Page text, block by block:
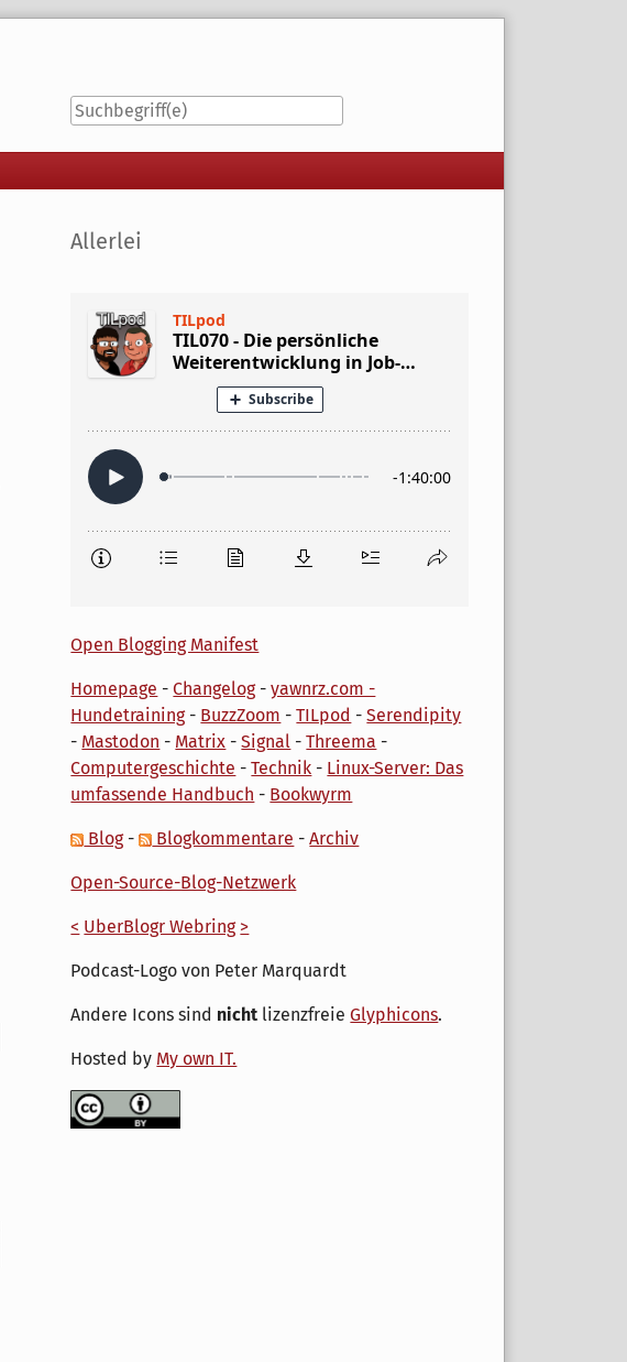
Seitenleiste
Allerlei
Open Blogging Manifest
Homepage -Changelog-yawnrz.com -
Hundetraining- BuzzZoom -TILpod -Serendipity
- Mastodon - Matrix -Signal -Threema -
Computergeschichte -Technik - Linux-Server: Das
umfassende Handbuch - Bookwyrm
Blog- Blogkommentare -Archiv
Open-Source-Blog-Netzwerk
< UberBlogr Webring >
Podcast-Logo von Peter Marquardt
Andere Icons sind nicht lizenzfreieGlyphicons.
Hosted by My own IT.